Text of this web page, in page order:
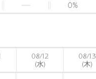
0%
08/12
(水)
08/13
(木)